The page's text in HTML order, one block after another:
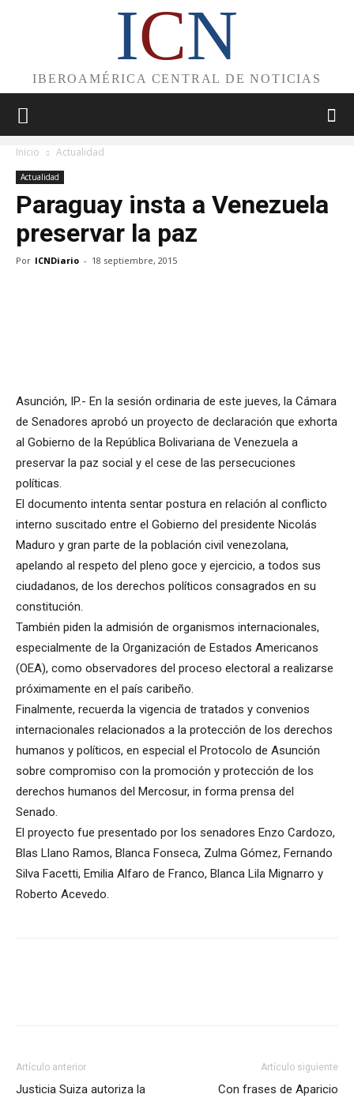
ICN
IBEROAMÉRICA CENTRAL DE NOTICIAS
Inicio Actualidad
Actualidad
Paraguay insta a Venezuela
preservar la paz
Por ICNDiario - 18 septiembre, 2015
Asunción, IP.- En la sesión ordinaria de este jueves, la Cámara
de Senadores aprobó un proyecto de declaración que exhorta
al Gobierno de la República Bolivariana de Venezuela a
preservar la paz social y el cese de las persecuciones
políticas.
El documento intenta sentar postura en relación al conflicto
interno suscitado entre el Gobierno del presidente Nicolás
Maduro y gran parte de la población civil venezolana,
apelando al respeto del pleno goce y ejercicio, a todos sus
ciudadanos, de los derechos políticos consagrados en su
constitución.
También piden la admisión de organismos internacionales,
especialmente de la Organización de Estados Americanos
(OEA), como observadores del proceso electoral a realizarse
próximamente en el país caribeño.
Finalmente, recuerda la vigencia de tratados y convenios
internacionales relacionados a la protección de los derechos
humanos y políticos, en especial el Protocolo de Asunción
sobre compromiso con la promoción y protección de los
derechos humanos del Mercosur, in forma prensa del
Senado.
El proyecto fue presentado por los senadores Enzo Cardozo,
Blas Llano Ramos, Blanca Fonseca, Zulma Gómez, Fernando
Silva Facetti, Emilia Alfaro de Franco, Blanca Lila Mignarro y
Roberto Acevedo.
Artículo anterior
Justicia Suiza autoriza la
Artículo siguiente
Con frases de Aparicio